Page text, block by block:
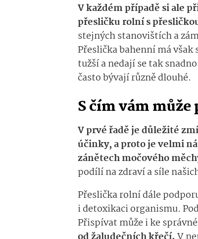
V každém případě si ale
přesličku rolní s
stejných stanovištích a
Přeslička bahenní má
tužší a nedají se tak
často bývají různě dlouhé.
S čím vám
V prvé řadě je důležité
účinky, a proto je velmi
zánětech močového
podílí na zdraví a síle
Přeslička rolní dále
i detoxikaci organismu.
Přispívat může i ke